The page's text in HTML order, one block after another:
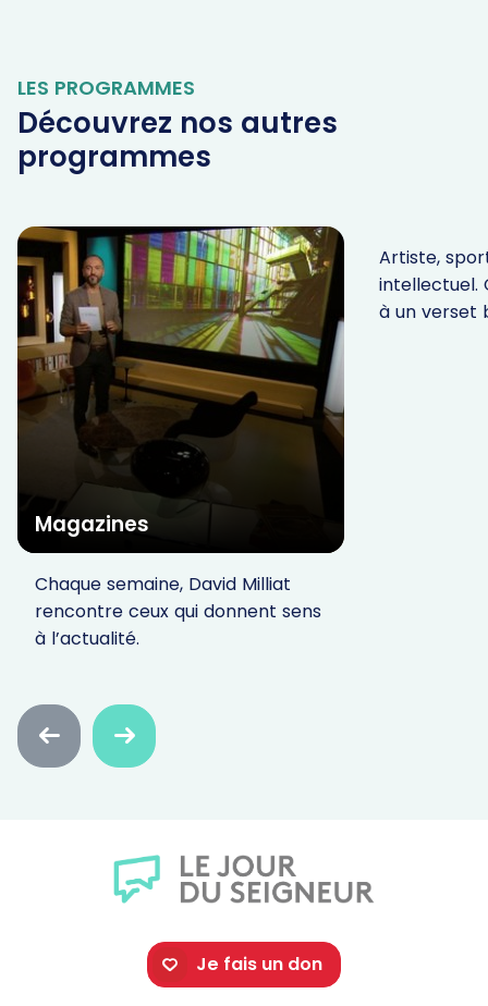
LES PROGRAMMES
Découvrez nos autres
programmes
Magazines
Chaque semaine, David Milliat
rencontre ceux qui donnent sens
à l’actualité.
Artiste,
intellectuel.
à un verset
Faire
défiler
Faire
défiler
Je fais un don